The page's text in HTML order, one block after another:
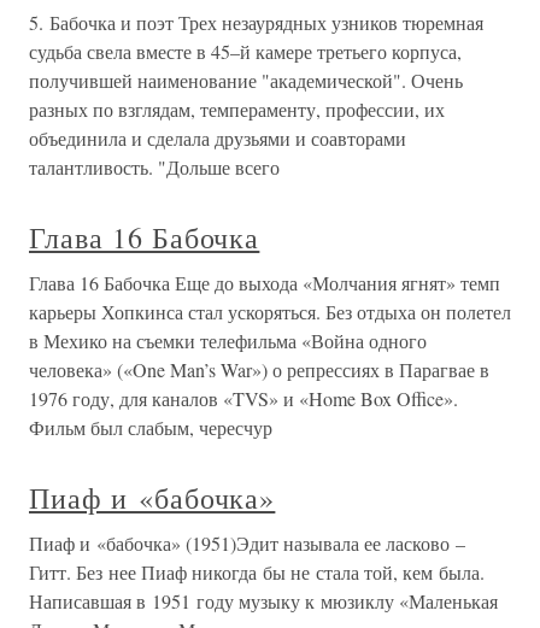
5. Бабочка и поэт Трех незаурядных узников тюремная
судьба свела вместе в 45–й камере третьего корпуса,
получившей наименование "академической". Очень
разных по взглядам, темпераменту, профессии, их
объединила и сделала друзьями и соавторами
талантливость. "Дольше всего
Глава 16 Бабочка
Глава 16 Бабочка Еще до выхода «Молчания ягнят» темп
карьеры Хопкинса стал ускоряться. Без отдыха он полетел
в Мехико на съемки телефильма «Война одного
человека» («One Man’s War») о репрессиях в Парагвае в
1976 году, для каналов «TVS» и «Home Box Office».
Фильм был слабым, чересчур
Пиаф и «бабочка»
Пиаф и «бабочка» (1951)Эдит называла ее ласково –
Гитт. Без нее Пиаф никогда бы не стала той, кем была.
Написавшая в 1951 году музыку к мюзиклу «Маленькая